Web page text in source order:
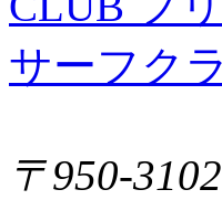
〒950-3102